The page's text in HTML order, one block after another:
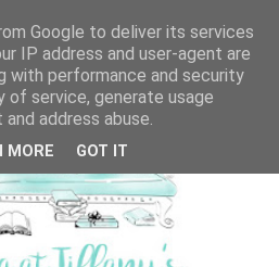
Google to deliver its services
IP address and user-agent are
with performance and security
service, generate usage
address abuse.
MORE GOT IT